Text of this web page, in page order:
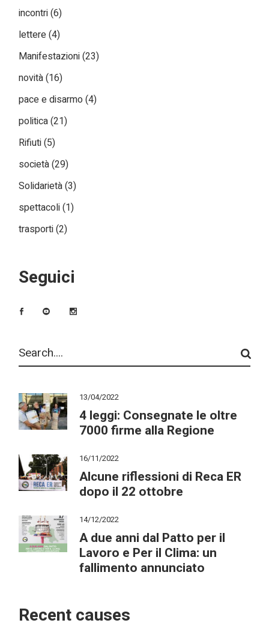
incontri(6)
lettere(4)
Manifestazioni(23)
novità(16)
pace e disarmo(4)
politica(21)
Rifiuti(5)
società(29)
Solidarietà(3)
spettacoli(1)
trasporti(2)
Seguici
13/04/2022
4 leggi: Consegnate le oltre
7000 firme alla Regione
16/11/2022
Alcune riflessioni di Reca ER
dopo il 22 ottobre
14/12/2022
A due anni dal Patto per il
Lavoro e Per il Clima: un
fallimento annunciato
Recent causes